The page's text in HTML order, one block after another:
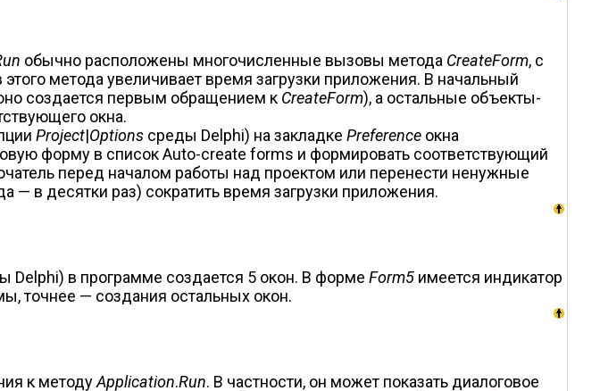
обычно расположены многочисленные вызовы метода CreateForm, с
метода увеличивает время загрузки приложения. В начальный
создается первым обращением к CreateForm), а остальные объекты-
окна.
Project|Options среды Delphi) на закладке Preference окна
форму в список Auto-create forms и формировать соответствующий
перед началом работы над проектом или перенести ненужные
— в десятки раз) сократить время загрузки приложения.
Delphi) в программе создается 5 окон. В форме Form5 имеется индикатор
точнее — создания остальных окон.
к методуApplication.Run. В частности, он может показать диалоговое